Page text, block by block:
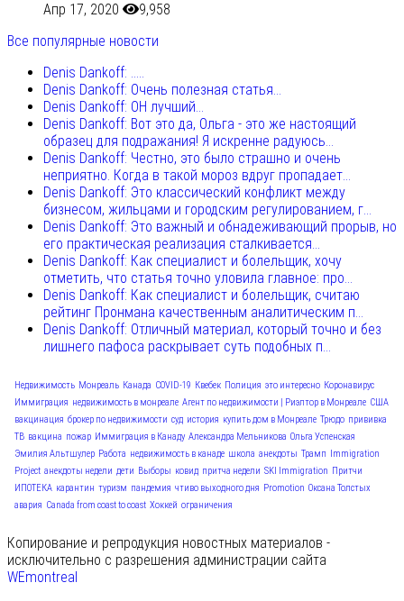
Апр 17, 2020
9,958
Все популярные новости
Denis Dankoff: .....
Denis Dankoff: Очень полезная статья...
Denis Dankoff: ОН лучший...
Denis Dankoff: Вот это да, Ольга - это же настоящий
образец для подражания! Я искренне радуюсь...
Denis Dankoff: Честно, это было страшно и очень
неприятно. Когда в такой мороз вдруг пропадает...
Denis Dankoff: Это классический конфликт между
бизнесом, жильцами и городским регулированием, г...
Denis Dankoff: Это важный и обнадеживающий прорыв, но
его практическая реализация сталкивается...
Denis Dankoff: Как специалист и болельщик, хочу
отметить, что статья точно уловила главное: про...
Denis Dankoff: Как специалист и болельщик, считаю
рейтинг Пронмана качественным аналитическим п...
Denis Dankoff: Отличный материал, который точно и без
лишнего пафоса раскрывает суть подобных п...
Недвижимость Монреаль Канада COVID-19 Квебек Полиция это интересно Коронавирус
Иммиграция недвижимость в монреале Агент по недвижимости | Риэлтор в Монреале США
вакцинация брокер по недвижимости суд история купить дом в Монреале Трюдо прививка
ТВ вакцина пожар Иммиграция в Канаду Александра Мельникова Ольга Успенская
Эмилия Альтшулер Работа недвижимость в канаде школа анекдоты Трамп
Immigration
Project анекдоты недели дети Выборы ковид притча недели SKI Immigration Притчи
ИПОТЕКА карантин туризм пандемия чтиво выходного дня Promotion Оксана Толстых
авария Canada from coast to coast Хоккей ограничения
Копирование и репродукция новостных материалов -
исключительно с разрешения администрации сайта
WEmontreal